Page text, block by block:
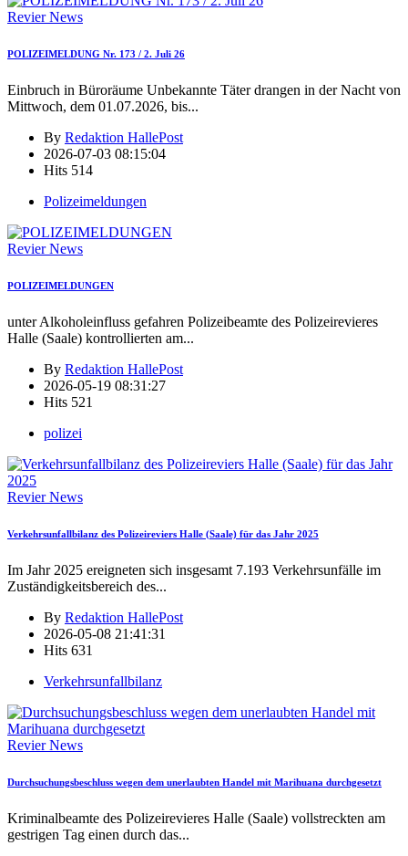
Revier News
POLIZEIMELDUNG Nr. 173 / 2. Juli 26
Einbruch in Büroräume Unbekannte Täter drangen in der Nacht von
Mittwoch, dem 01.07.2026, bis...
By Redaktion HallePost
2026-07-03 08:15:04
Hits 514
Polizeimeldungen
Revier News
POLIZEIMELDUNGEN
unter Alkoholeinfluss gefahren Polizeibeamte des Polizeirevieres
Halle (Saale) kontrollierten am...
By Redaktion HallePost
2026-05-19 08:31:27
Hits 521
polizei
Revier News
Verkehrsunfallbilanz des Polizeireviers Halle (Saale) für das Jahr 2025
Im Jahr 2025 ereigneten sich insgesamt 7.193 Verkehrsunfälle im
Zuständigkeitsbereich des...
By Redaktion HallePost
2026-05-08 21:41:31
Hits 631
Verkehrsunfallbilanz
Revier News
Durchsuchungsbeschluss wegen dem unerlaubten Handel mit Marihuana durchgesetzt
Kriminalbeamte des Polizeirevieres Halle (Saale) vollstreckten am
gestrigen Tag einen durch das...